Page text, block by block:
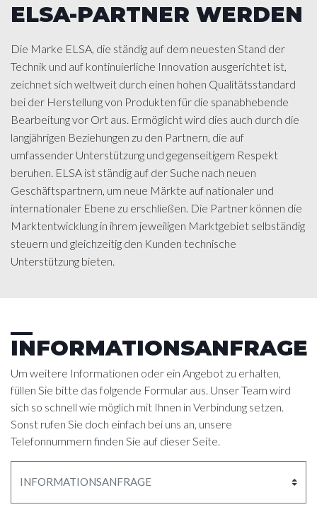
ELSA-PARTNER WERDEN
Die Marke ELSA, die ständig auf dem neuesten Stand der
Technik und auf kontinuierliche Innovation ausgerichtet ist,
zeichnet sich weltweit durch einen hohen Qualitätsstandard
bei der Herstellung von Produkten für die spanabhebende
Bearbeitung vor Ort aus. Ermöglicht wird dies auch durch die
langjährigen Beziehungen zu den Partnern, die auf
umfassender Unterstützung und gegenseitigem Respekt
beruhen. ELSA ist ständig auf der Suche nach neuen
Geschäftspartnern, um neue Märkte auf nationaler und
internationaler Ebene zu erschließen. Die Partner können die
Marktentwicklung in ihrem jeweiligen Marktgebiet selbständig
steuern und gleichzeitig den Kunden technische
Unterstützung bieten.
INFORMATIONSANFRAGE
Um weitere Informationen oder ein Angebot zu erhalten,
füllen Sie bitte das folgende Formular aus. Unser Team wird
sich so schnell wie möglich mit Ihnen in Verbindung setzen.
Sonst rufen Sie doch einfach bei uns an, unsere
Telefonnummern finden Sie auf dieser Seite.